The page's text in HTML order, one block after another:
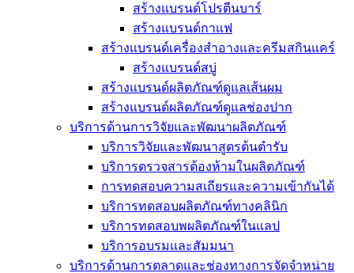
สร้างแบรนด์โปรตีนบาร์
สร้างแบรนด์กาแฟ
สร้างแบรนด์เครื่องสำอางและครีมสกินแคร์
สร้างแบรนด์สบู่
สร้างแบรนด์ผลิตภัณฑ์ดูแลเส้นผม
สร้างแบรนด์ผลิตภัณฑ์ดูแลช่องปาก
บริการด้านการวิจัยและพัฒนาผลิตภัณฑ์
บริการวิจัยและพัฒนาสูตรต้นตำรับ
บริการตรวจสารต้องห้ามในผลิตภัณฑ์
การทดสอบความสเถียรและความเข้ากันได้
บริการทดสอบผลิตภัณฑ์ทางคลินิก
บริการทดสอบพผลิตภัณฑ์ในแลป
บริการอบรมและสัมมนา
บริการด้านการตลาดและช่องทางการจัดจำหน่าย